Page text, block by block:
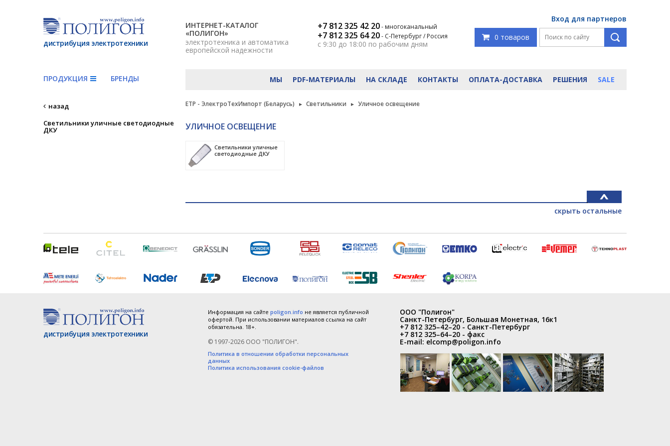
дистрибуция электротехники
ИНТЕРНЕТ-КАТАЛОГ
«ПОЛИГОН»
электротехника и автоматика
европейской надежности
+7 812 325 42 20- многоканальный
+7 812 325 64 20- С-Петербург / Россия
с 9:30 до 18:00 по рабочим дням
Вход для партнеров
0 товаров
ПРОДУКЦИЯ БРЕНДЫ МЫ PDF-МАТЕРИАЛЫ НА СКЛАДЕ КОНТАКТЫ ОПЛАТА-ДОСТАВКА РЕШЕНИЯ SALE
назад
Светильники уличные светодиодные
ДКУ
ETP - ЭлектроТехИмпорт (Беларусь) Светильники Уличное освещение
УЛИЧНОЕ ОСВЕЩЕНИЕ
Светильники уличные
светодиодные ДКУ
скрыть остальные
дистрибуция электротехники
Информация на сайте poligon.info не является публичной
офертой. При использовании материалов ссылка на сайт
обязательна. 18+.
© 1997-2026 ООО "ПОЛИГОН".
Политика в отношении обработки персональных
данных
Политика использования cookie-файлов
ООО "Полигон"
Санкт-Петербург, Большая Монетная, 16к1
+7 812 325–42–20 - Санкт-Петербург
+7 812 325–64–20 - факс
E-mail: elcomp@poligon.info